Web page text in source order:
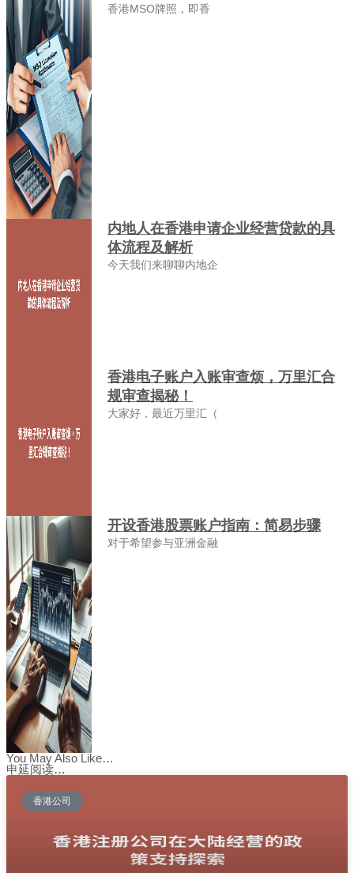
香港MSO牌照，即香
内地人在香港申请企业经营贷款的具
体流程及解析
今天我们来聊聊内地企
香港电子账户入账审查烦，万里汇合
规审查揭秘！
大家好，最近万里汇（
开设香港股票账户指南：简易步骤
对于希望参与亚洲金融
You May Also Like…
申延阅读…
香港公司